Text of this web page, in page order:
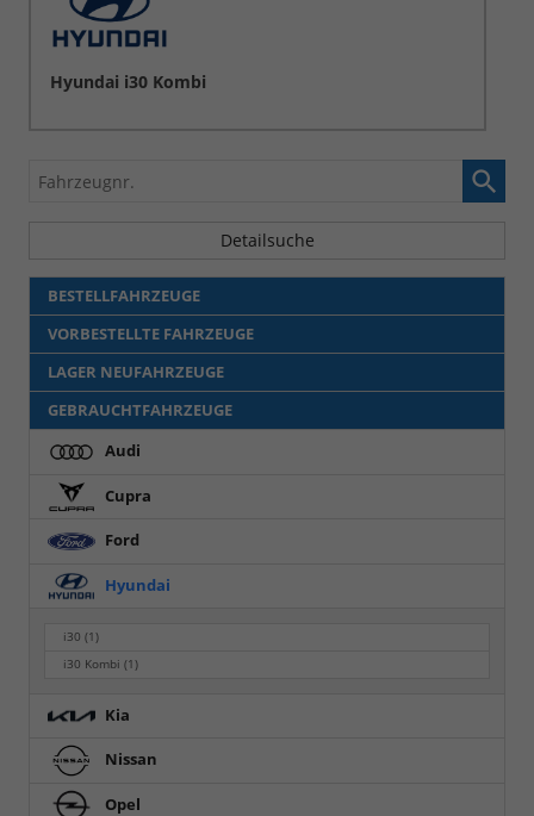
Hyundai i30 Kombi
Fahrzeugnr.
Detailsuche
BESTELLFAHRZEUGE
VORBESTELLTE FAHRZEUGE
LAGER NEUFAHRZEUGE
GEBRAUCHTFAHRZEUGE
Audi
Cupra
Ford
Hyundai
i30(1)
i30 Kombi(1)
Kia
Nissan
Opel